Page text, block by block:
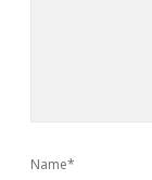
Name*